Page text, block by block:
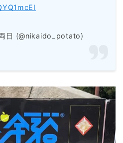
日 (@nikaido_potato)